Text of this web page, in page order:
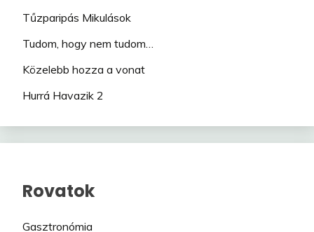
Tűzparipás Mikulások
Tudom, hogy nem tudom…
Közelebb hozza a vonat
Hurrá Havazik 2
Rovatok
Gasztronómia